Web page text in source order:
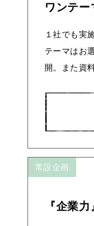
ワンテー
１社でも実
テーマはお
開。また資
常設企画
『企業力